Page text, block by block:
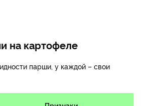
на картофеле
парши, у каждой – свои